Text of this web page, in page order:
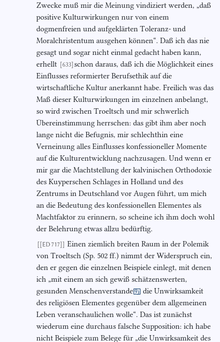
Zwecke muß mir die Meinung vindiziert werden, „daß
positive Kulturwirkungen nur von einem
dogmenfreien und aufgeklärten Toleranz- und
Moralchristentum ausgehen können“. Daß ich das nie
gesagt und sogar nicht einmal gedacht haben kann,
erhellt [633] schon daraus, daß ich die Möglichkeit eines
Einflusses reformierter Berufsethik auf die
wirtschaftliche Kultur anerkannt habe. Freilich was das
Maß dieser Kulturwirkungen im einzelnen anbelangt,
so wird zwischen Troeltsch und mir schwerlich
Übereinstimmung herrschen: das gibt ihm aber noch
lange nicht die Befugnis, mir schlechthin eine
Verneinung alles Einflusses konfessioneller Momente
auf die Kulturentwicklung nachzusagen. Und wenn er
mir gar die Machtstellung der kalvinischen Orthodoxie
des Kuyperschen Schlages in Holland und des
Zentrums in Deutschland vor Augen führt, um mich
an die Bedeutung des konfessionellen Elementes als
Machtfaktor zu erinnern, so scheine ich ihm doch wohl
der Belehrung etwas allzu bedürftig.
[[ED 717]]
Einen ziemlich breiten Raum in der Polemik
von Troeltsch (Sp. 502 ff.) nimmt der Widerspruch ein,
den er gegen die einzelnen Beispiele einlegt, mit denen
ich „mit einem an sich gewiß schätzenswerten,
gesunden Menschenverstande 9) die Unwirksamkeit
des religiösen Elementes gegenüber dem allgemeinen
Leben veranschaulichen wolle“. Das ist zunächst
wiederum eine durchaus falsche Supposition: ich habe
nicht Beispiele zum Belege für „die Unwirksamkeit des